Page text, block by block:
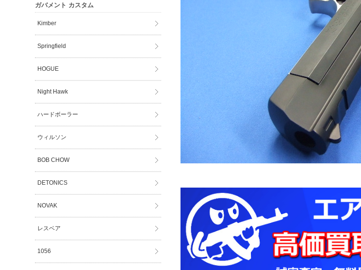
ガバメント カスタム
Kimber
Springfield
HOGUE
Night Hawk
ハードボーラー
ウィルソン
BOB CHOW
DETONICS
NOVAK
レスベア
1056